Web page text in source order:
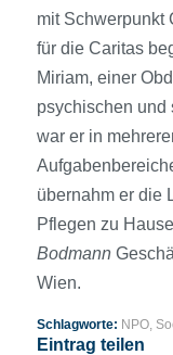
mit Schwerpunkt
für die Caritas
Miriam, einer
psychischen und
war er in
übernahm er die
Pflegen zu
Bodmann
Wien.
Schlagworte: NPO,
Eintrag teilen